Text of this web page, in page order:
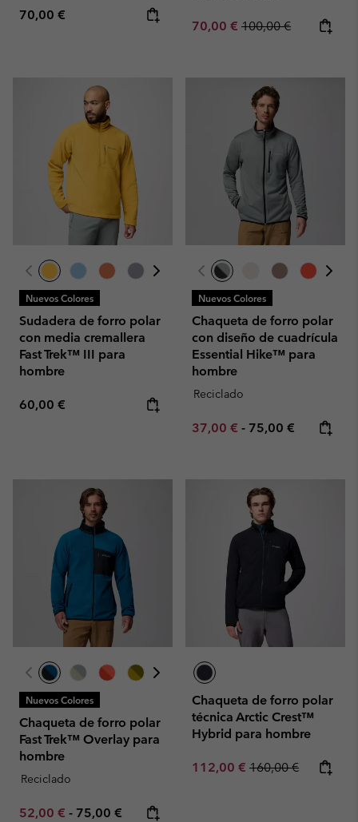
Regular price:
70,00 €
Sale price:
70,00 € Regular price:
100,00 €
Nuevos Colores
Sudadera de forro polar
con media cremallera
Fast Trek™ III para
hombre
Regular price:
60,00 €
Nuevos Colores
Chaqueta de forro polar
con diseño de cuadrícula
Essential Hike™ para
hombre
Reciclado
Minimum sale price:
37,00 € - Maximum price:
75,00 €
Nuevos Colores
Chaqueta de forro polar
Fast Trek™ Overlay para
hombre
Reciclado
Minimum sale price:
52,00 € - Maximum price:
75,00 €
Chaqueta de forro polar
técnica Arctic Crest™
Hybrid para hombre
Sale price:
112,00 € Regular price:
160,00 €